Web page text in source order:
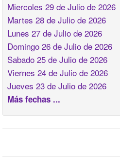
Miercoles 29 de Julio de 2026
Martes 28 de Julio de 2026
Lunes 27 de Julio de 2026
Domingo 26 de Julio de 2026
Sabado 25 de Julio de 2026
Viernes 24 de Julio de 2026
Jueves 23 de Julio de 2026
Más fechas ...